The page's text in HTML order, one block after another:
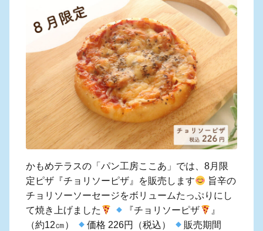
かもめテラスの「パン工房ここあ」では、8月限
定ピザ『チョリソーピザ』を販売します
旨辛の
チョリソーソーセージをボリュームたっぷりにし
て焼き上げました
『チョリソーピザ
』
（約12㎝）
価格 226円（税込）
販売期間